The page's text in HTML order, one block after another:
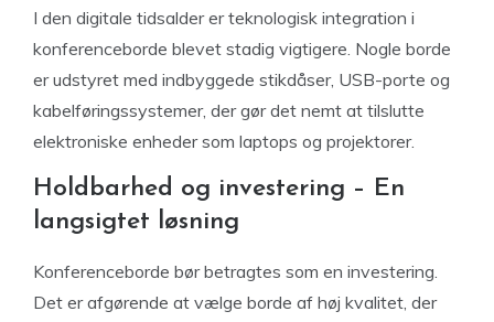
I den digitale tidsalder er teknologisk integration i
konferenceborde blevet stadig vigtigere. Nogle borde
er udstyret med indbyggede stikdåser, USB-porte og
kabelføringssystemer, der gør det nemt at tilslutte
elektroniske enheder som laptops og projektorer.
Holdbarhed og investering – En
langsigtet løsning
Konferenceborde bør betragtes som en investering.
Det er afgørende at vælge borde af høj kvalitet, der